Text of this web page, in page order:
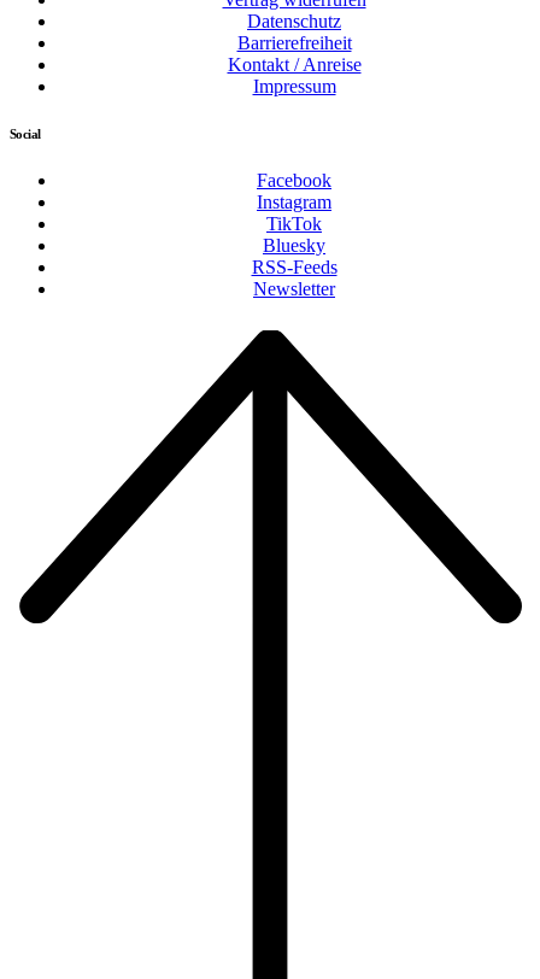
Datenschutz
Barrierefreiheit
Kontakt / Anreise
Impressum
Social
Facebook
Instagram
TikTok
Bluesky
RSS-Feeds
Newsletter